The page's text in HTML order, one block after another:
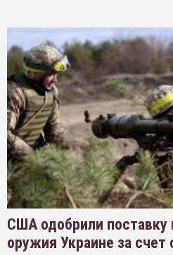
США одобрили поставку
оружия Украине за счет